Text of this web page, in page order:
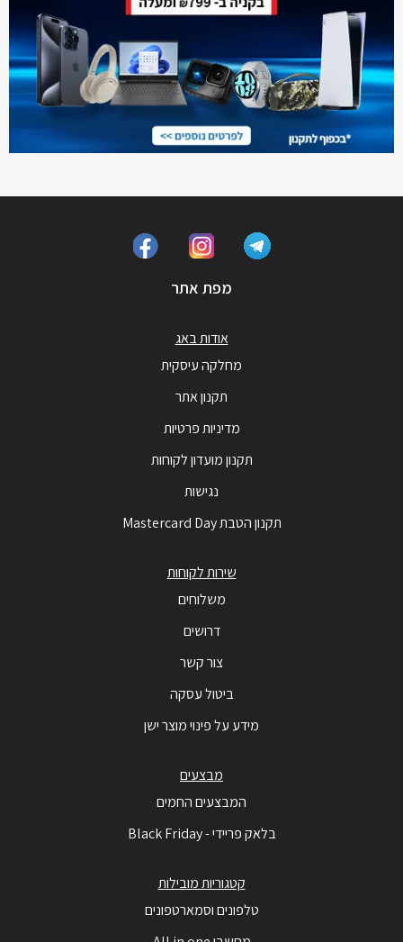
מפת אתר
אודות באג
מחלקה עיסקית
תקנון אתר
מדיניות פרטיות
תקנון מועדון לקוחות
נגישות
תקנון הטבת Mastercard Day
שירות לקוחות
משלוחים
דרושים
צור קשר
ביטול עסקה
מידע על פינוי מוצר ישן
מבצעים
המבצעים החמים
בלאק פריידי - Black Friday
קטגוריות מובילות
טלפונים וסמארטפונים